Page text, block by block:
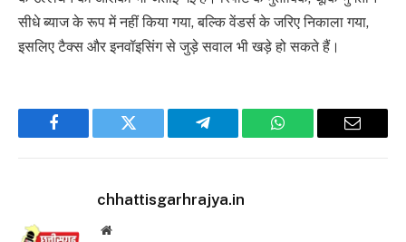
सीधे ब्याज के रूप में नहीं किया गया, बल्कि वेंडर्स के जरिए निकाला गया,
इसलिए टैक्स और इनवॉइसिंग से जुड़े सवाल भी खड़े हो सकते हैं।
Facebook Twitter Telegram WhatsApp Email
chhattisgarhrajya.in
Website